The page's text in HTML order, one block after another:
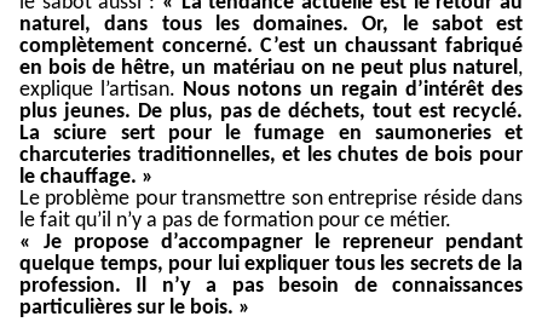
naturel, dans tous les domaines. Or, le sabot est
complètement concerné. C’est un chaussant fabriqué
en bois de hêtre, un matériau on ne peut plus naturel,
explique l’artisan. Nous notons un regain d’intérêt des
plus jeunes. De plus, pas de déchets, tout est recyclé.
La sciure sert pour le fumage en saumoneries et
charcuteries traditionnelles, et les chutes de bois pour
le chauffage. »
Le problème pour transmettre son entreprise réside dans
le fait qu’il n’y a pas de formation pour ce métier.
« Je propose d’accompagner le repreneur pendant
quelque temps, pour lui expliquer tous les secrets de la
profession. Il n’y a pas besoin de connaissances
particulières sur le bois. »